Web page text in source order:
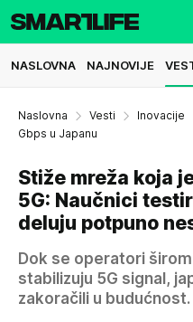
NASLOVNA NAJNOVIJE
Naslovna Vesti Inovacije
Gbps u Japanu
Stiže mreža koja
5G: Naučnici
deluju potpuno
Dok se operatori
stabilizuju 5G signal,
zakoračili u budućnost.